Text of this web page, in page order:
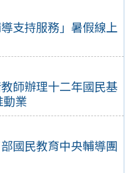
支持服務」暑假線上
師辦理十二年國民基
業
國民教育中央輔導團